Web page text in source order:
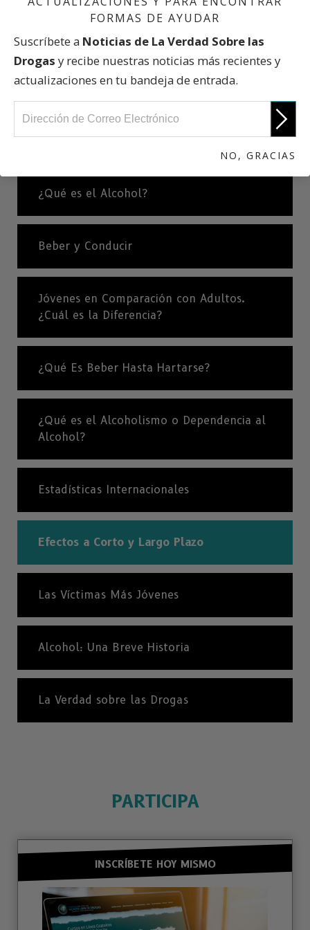
PREVIO
Estadísticas Internacionales
Las Víctimas Más Jóvenes
¿Qué es el Alcohol?
Beber y Conducir
Jóvenes en Comparación con Adultos.
¿Cuál es la Diferencia?
¿Qué Es Beber Hasta Hartarse?
¿Qué es el Alcoholismo o Dependencia al
Alcohol?
Estadísticas Internacionales
Efectos a Corto y Largo Plazo
Las Víctimas Más Jóvenes
Alcohol: Una Breve Historia
La Verdad sobre las Drogas
PARTICIPA
INSCRÍBETE HOY MISMO
FORMAS DE AYUDAR
Suscríbete a Noticias de La Verdad Sobre las
Drogas y recibe nuestras noticias más recientes y
actualizaciones en tu bandeja de entrada.
NO, GRACIAS